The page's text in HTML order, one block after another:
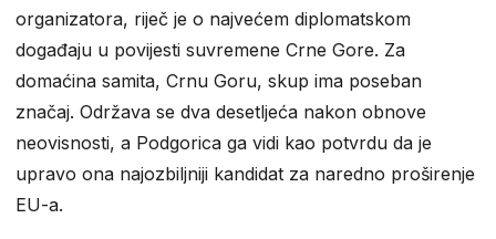
organizatora, riječ je o najvećem diplomatskom
događaju u povijesti suvremene Crne Gore. Za
domaćina samita, Crnu Goru, skup ima poseban
značaj. Održava se dva desetljeća nakon obnove
neovisnosti, a Podgorica ga vidi kao potvrdu da je
upravo ona najozbiljniji kandidat za naredno proširenje
EU-a.